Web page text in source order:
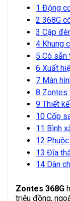
1 Động
2 368G
3 Cặp
4 Khung
5 Có sẵn
6 Xuất
7 Màn
8 Zontes
9 Thiết
10 Cốp
11 Bình
12
13 Đĩa
14 Dàn
Zontes 368G
triệu đồng,